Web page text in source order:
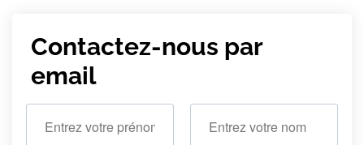
Contactez-nous par
email